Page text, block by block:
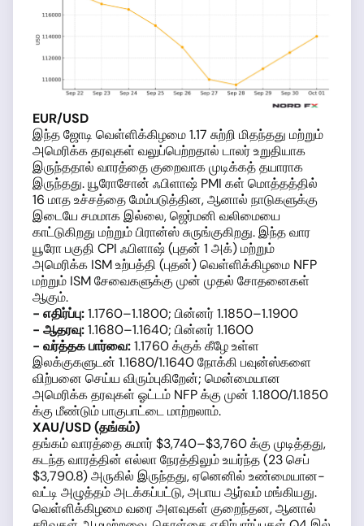
EUR/USD
இந்த ஜோடி வெள்ளிக்கிழமை 1.17 சுற்றி மிதந்தது மற்றும்
அமெரிக்க தரவுகள் வலுப்பெற்றதால் டாலர் உறுதியாக
இருந்ததால் வாரத்தை குறைவாக முடிக்கத் தயாராக
இருந்தது. யூரோசோன் ஃபிளாஷ் PMI கள் மொத்தத்தில்
16 மாத உச்சத்தை மேம்படுத்தின, ஆனால் நாடுகளுக்கு
இடையே சமமாக இல்லை, ஜெர்மனி வலிமையை
காட்டுகிறது மற்றும் பிரான்ஸ் சுருங்குகிறது. இந்த வார
யூரோ பகுதி CPI ஃபிளாஷ் (புதன் 1 அக்) மற்றும்
அமெரிக்க ISM உற்பத்தி (புதன்) வெள்ளிக்கிழமை NFP
மற்றும் ISM சேவைகளுக்கு முன் முதல் சோதனைகள்
ஆகும்.
- எதிர்ப்பு:1.1760–1.1800; பின்னர் 1.1850–1.1900
- ஆதரவு:1.1680–1.1640; பின்னர் 1.1600
- வர்த்தக பார்வை:1.1760 க்குக் கீழே உள்ள
இலக்குகளுடன் 1.1680/1.1640 நோக்கி பவுன்ஸ்களை
விற்பனை செய்ய விரும்புகிறேன்; மென்மையான
அமெரிக்க தரவுகள் ஓட்டம் NFP க்கு முன் 1.1800/1.1850
க்கு மீண்டும் பாகுபாட்டை மாற்றலாம்.
XAU/USD (தங்கம்)
தங்கம் வாரத்தை சுமார் $3,740–$3,760 க்கு முடித்தது,
கடந்த வாரத்தின் எல்லா நேரத்திலும் உயர்ந்த (23 செப்
$3,790.8) அருகில் இருந்தது, ஏனெனில் உண்மையான-
வட்டி அழுத்தம் அடக்கப்பட்டு, அபாய ஆர்வம் மங்கியது.
வெள்ளிக்கிழமை வரை அளவுகள் குறைந்தன, ஆனால்